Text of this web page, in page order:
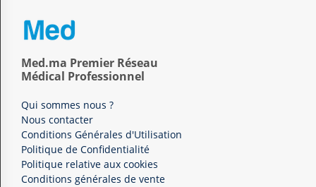
Med.ma Premier Réseau
Médical Professionnel
Qui sommes nous ?
Nous contacter
Conditions Générales d'Utilisation
Politique de Confidentialité
Politique relative aux cookies
Conditions générales de vente